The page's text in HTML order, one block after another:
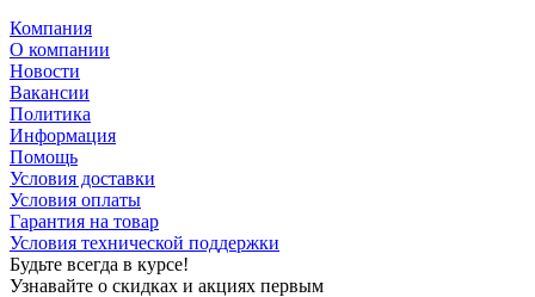
Компания
О компании
Новости
Вакансии
Политика
Информация
Помощь
Условия доставки
Условия оплаты
Гарантия на товар
Условия технической поддержки
Будьте всегда в курсе!
Узнавайте о скидках и акциях первым